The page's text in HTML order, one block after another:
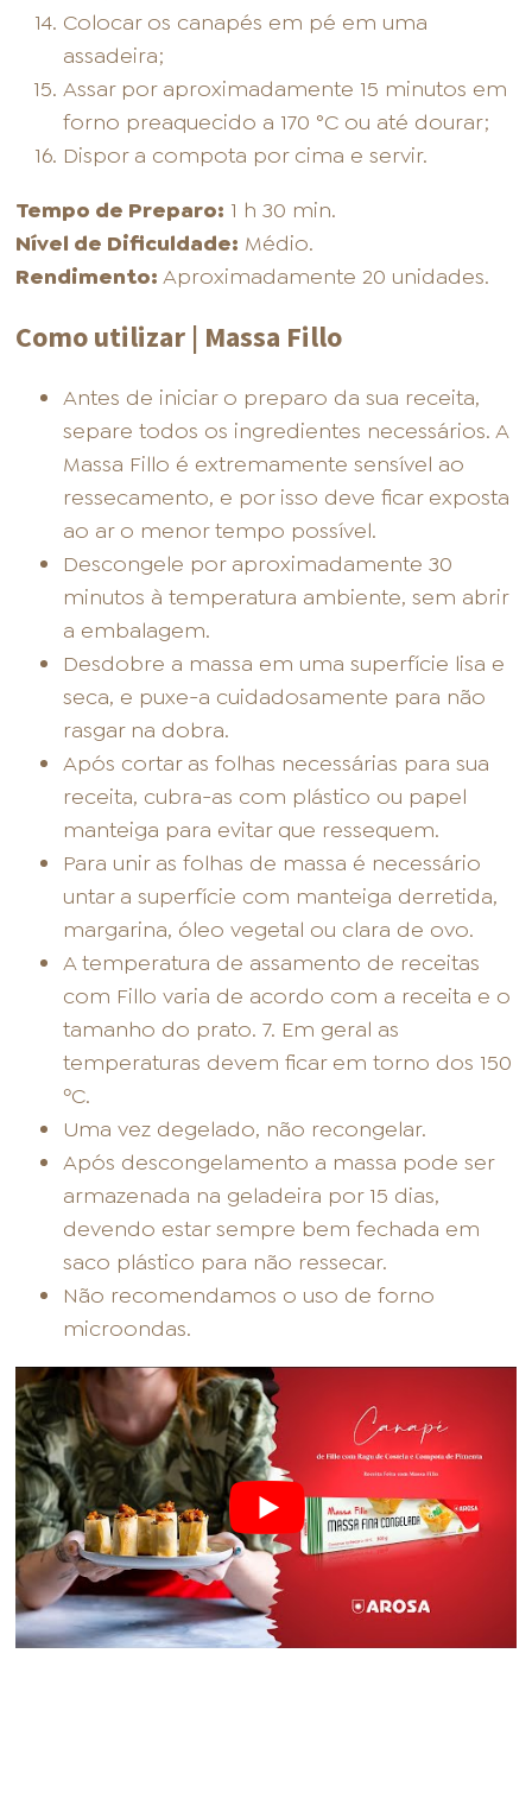
Colocar os canapés em pé em uma
assadeira;
Assar por aproximadamente 15 minutos em
forno preaquecido a 170 °C ou até dourar;
Dispor a compota por cima e servir.
Tempo de Preparo: 1 h 30 min.
Nível de Dificuldade: Médio.
Rendimento: Aproximadamente 20 unidades.
Como utilizar | Massa Fillo
Antes de iniciar o preparo da sua receita,
separe todos os ingredientes necessários. A
Massa Fillo é extremamente sensível ao
ressecamento, e por isso deve ficar exposta
ao ar o menor tempo possível.
Descongele por aproximadamente 30
minutos à temperatura ambiente, sem abrir
a embalagem.
Desdobre a massa em uma superfície lisa e
seca, e puxe-a cuidadosamente para não
rasgar na dobra.
Após cortar as folhas necessárias para sua
receita, cubra-as com plástico ou papel
manteiga para evitar que ressequem.
Para unir as folhas de massa é necessário
untar a superfície com manteiga derretida,
margarina, óleo vegetal ou clara de ovo.
A temperatura de assamento de receitas
com Fillo varia de acordo com a receita e o
tamanho do prato. 7. Em geral as
temperaturas devem ficar em torno dos 150
ºC.
Uma vez degelado, não recongelar.
Após descongelamento a massa pode ser
armazenada na geladeira por 15 dias,
devendo estar sempre bem fechada em
saco plástico para não ressecar.
Não recomendamos o uso de forno
microondas.